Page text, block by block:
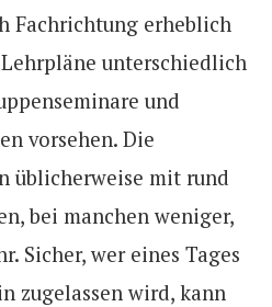
Fachrichtung erheblich
unterschiedlich
und
vorsehen. Die
üblicherweise mit rund
bei manchen weniger,
Sicher, wer eines Tages
zugelassen wird, kann